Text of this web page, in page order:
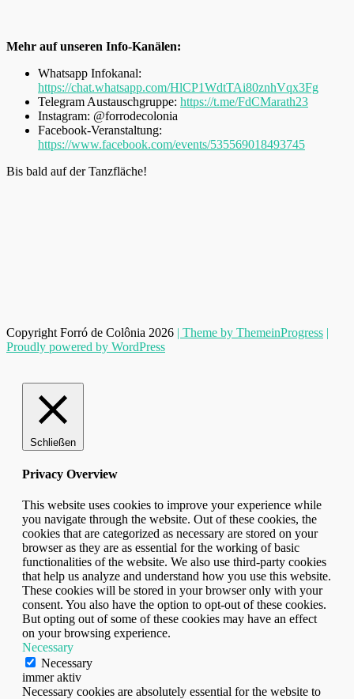
Mehr auf unseren Info-Kanälen:
Whatsapp Infokanal:
https://chat.whatsapp.com/HlCP1WdtTAi80znhVqx3Fg
Telegram Austauschgruppe: https://t.me/FdCMarath23
Instagram: @forrodecolonia
Facebook-Veranstaltung:
https://www.facebook.com/events/535569018493745
Bis bald auf der Tanzfläche!
Copyright Forró de Colônia 2026 | Theme by ThemeinProgress |
Proudly powered by WordPress
Schließen
Privacy Overview
This website uses cookies to improve your experience while
you navigate through the website. Out of these cookies, the
cookies that are categorized as necessary are stored on your
browser as they are as essential for the working of basic
functionalities of the website. We also use third-party cookies
that help us analyze and understand how you use this website.
These cookies will be stored in your browser only with your
consent. You also have the option to opt-out of these cookies.
But opting out of some of these cookies may have an effect
on your browsing experience.
Necessary
Necessary
immer aktiv
Necessary cookies are absolutely essential for the website to